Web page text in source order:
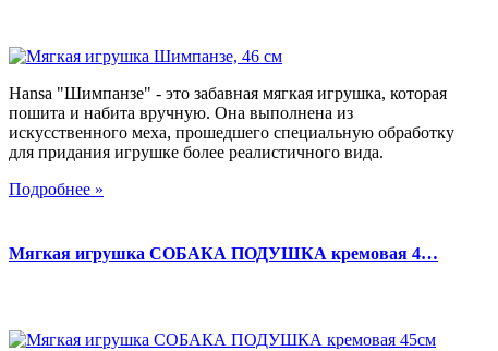
Hansa "Шимпанзе" - это забавная мягкая игрушка, которая
пошита и набита вручную. Она выполнена из
искусственного меха, прошедшего специальную обработку
для придания игрушке более реалистичного вида.
Подробнее »
Мягкая игрушка СОБАКА ПОДУШКА кремовая 4…